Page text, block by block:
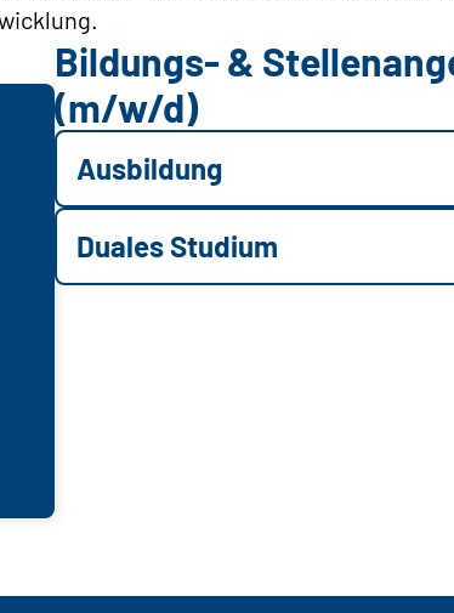
Bildungs- &
(m/w/d)
Ausbildung
Duales Studium